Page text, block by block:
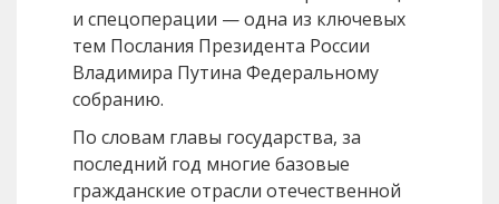
и спецоперации — одна из ключевых
тем Послания Президента России
Владимира Путина Федеральному
собранию.
По словам главы государства, за
последний год многие базовые
гражданские отрасли отечественной